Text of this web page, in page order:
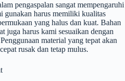
pengaspalan sangat mempengaruhi
gunakan harus memiliki kualitas
yang halus dan kuat. Bahan
juga harus kami sesuaikan dengan
material yang tepat akan
rusak dan tetap mulus.